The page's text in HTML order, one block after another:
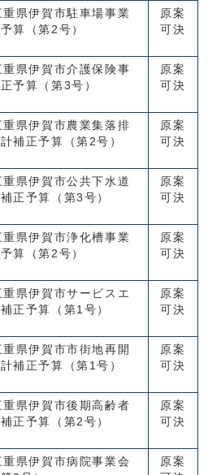
県伊賀市駐車場事業
算（第2号）
原案
可決
県伊賀市介護保険事
予算（第3号）
原案
可決
県伊賀市農業集落排
補正予算（第2号）
原案
可決
県伊賀市公共下水道
正予算（第3号）
原案
可決
県伊賀市浄化槽事業
算（第2号）
原案
可決
県伊賀市サービスエ
正予算（第1号）
原案
可決
県伊賀市市街地再開
補正予算（第1号）
原案
可決
県伊賀市後期高齢者
正予算（第2号）
原案
可決
県伊賀市病院事業会
原案